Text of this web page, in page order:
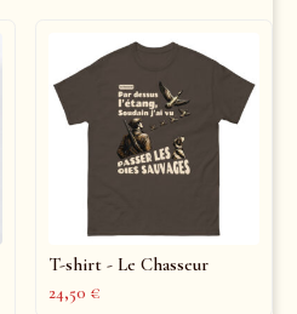
T-shirt - Le Chasseur
24,50 €